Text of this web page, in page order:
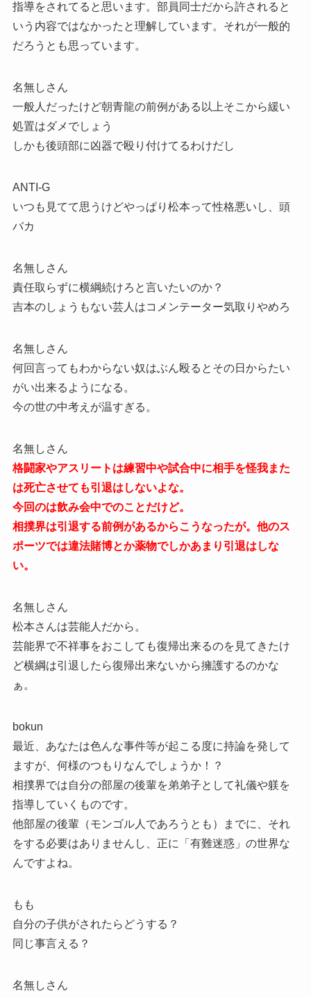
指導をされてると思います。部員同士だから許されると
いう内容ではなかったと理解しています。それが一般的
だろうとも思っています。
名無しさん
一般人だったけど朝青龍の前例がある以上そこから緩い
処置はダメでしょう
しかも後頭部に凶器で殴り付けてるわけだし
ANTI-G
いつも見てて思うけどやっぱり松本って性格悪いし、頭
バカ
名無しさん
責任取らずに横綱続けろと言いたいのか？
吉本のしょうもない芸人はコメンテーター気取りやめろ
名無しさん
何回言ってもわからない奴はぶん殴るとその日からたい
がい出来るようになる。
今の世の中考えが温すぎる。
名無しさん
格闘家やアスリートは練習中や試合中に相手を怪我また
は死亡させても引退はしないよな。
今回のは飲み会中でのことだけど。
相撲界は引退する前例があるからこうなったが。他のス
ポーツでは違法賭博とか薬物でしかあまり引退はしな
い。
名無しさん
松本さんは芸能人だから。
芸能界で不祥事をおこしても復帰出来るのを見てきたけ
ど横綱は引退したら復帰出来ないから擁護するのかな
ぁ。
bokun
最近、あなたは色んな事件等が起こる度に持論を発して
ますが、何様のつもりなんでしょうか！？
相撲界では自分の部屋の後輩を弟弟子として礼儀や躾を
指導していくものです。
他部屋の後輩（モンゴル人であろうとも）までに、それ
をする必要はありませんし、正に「有難迷惑」の世界な
んですよね。
もも
自分の子供がされたらどうする？
同じ事言える？
名無しさん